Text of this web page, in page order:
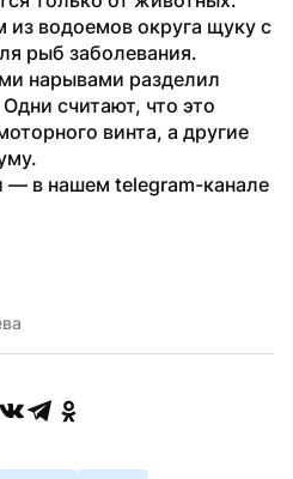
из водоемов округа щуку с
рыб заболевания.
нарывами разделил
считают, что это
винта, а другие